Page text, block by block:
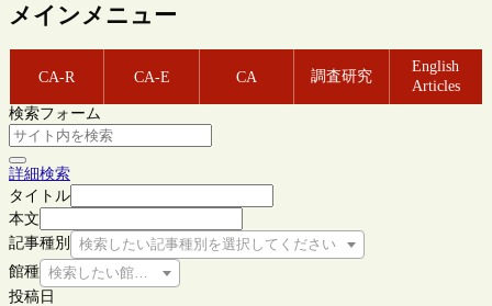
メインメニュー
CA-R CA-E CA 調査研究
English
Articles
検索フォーム
詳細検索
タイトル
本文
記事種別
検索したい記事種別を選択してください
館種 検索したい館種を選択してください
投稿日